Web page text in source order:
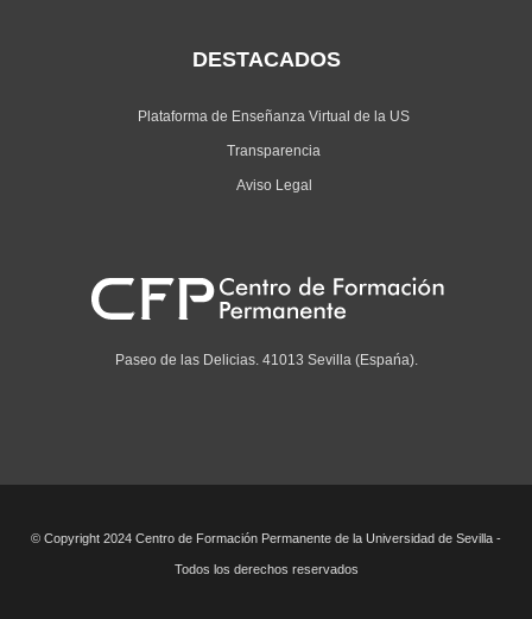
DESTACADOS
Plataforma de Enseñanza Virtual de la US
Transparencia
Aviso Legal
Paseo de las Delicias. 41013 Sevilla (Espańa).
© Copyright 2024 Centro de Formación Permanente de la Universidad de Sevilla -
Todos los derechos reservados